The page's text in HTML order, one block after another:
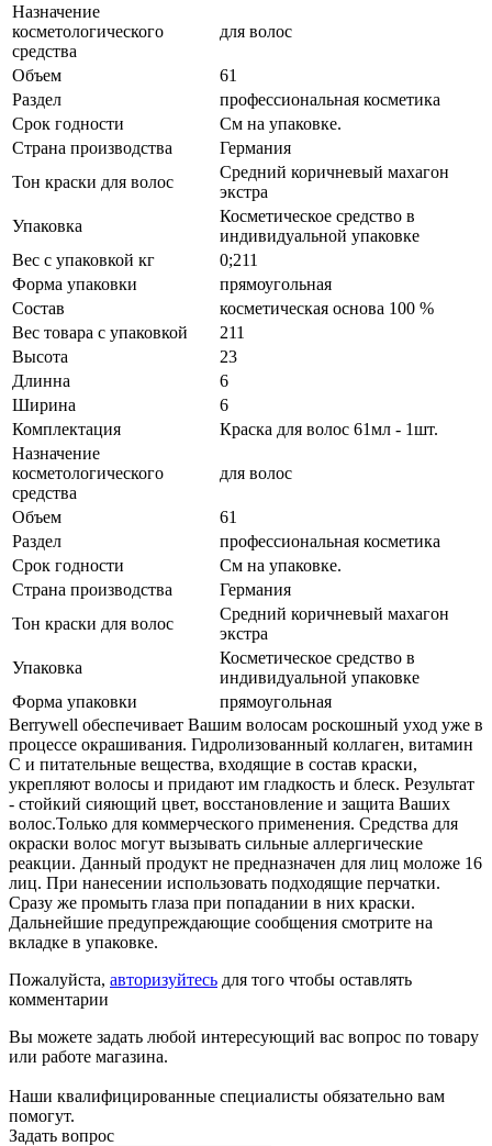
Назначение
косметологического
средства
для волос
Объем
61
Раздел
профессиональная косметика
Срок годности
См на упаковке.
Страна производства
Германия
Тон краски для волос
Средний коричневый махагон
экстра
Упаковка
Косметическое средство в
индивидуальной упаковке
Вес с упаковкой кг
0;211
Форма упаковки
прямоугольная
Состав
косметическая основа 100 %
Вес товара с упаковкой
211
Высота
23
Длинна
6
Ширина
6
Комплектация
Краска для волос 61мл - 1шт.
Назначение
косметологического
средства
для волос
Объем
61
Раздел
профессиональная косметика
Срок годности
См на упаковке.
Страна производства
Германия
Тон краски для волос
Средний коричневый махагон
экстра
Упаковка
Косметическое средство в
индивидуальной упаковке
Форма упаковки
прямоугольная
Berrywell обеспечивает Вашим волосам роскошный уход уже в
процессе окрашивания. Гидролизованный коллаген, витамин
С и питательные вещества, входящие в состав краски,
укрепляют волосы и придают им гладкость и блеск. Результат
- стойкий сияющий цвет, восстановление и защита Ваших
волос.Только для коммерческого применения. Средства для
окраски волос могут вызывать сильные аллергические
реакции. Данный продукт не предназначен для лиц моложе 16
лиц. При нанесении использовать подходящие перчатки.
Сразу же промыть глаза при попадании в них краски.
Дальнейшие предупреждающие сообщения смотрите на
вкладке в упаковке.
Пожалуйста, авторизуйтесь для того чтобы оставлять
комментарии
Вы можете задать любой интересующий вас вопрос по товару
или работе магазина.
Наши квалифицированные специалисты обязательно вам
помогут.
Задать вопрос